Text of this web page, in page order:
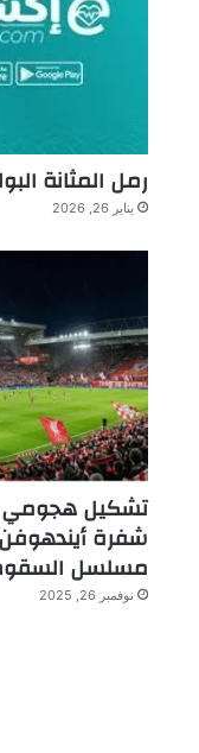
رمل المثانة
يناير 26, 2026
تشكيل هجومي
شفرة
مسلسل
نوفمبر 26, 2025